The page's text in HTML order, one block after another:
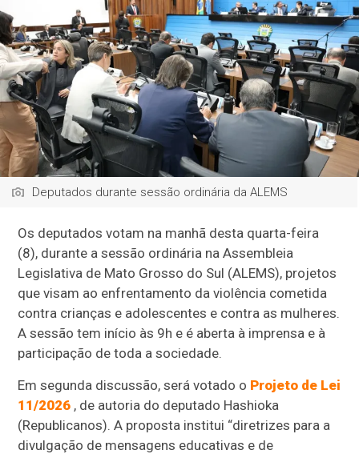
Deputados durante sessão ordinária da ALEMS
Os deputados votam na manhã desta quarta-feira
(8), durante a sessão ordinária na Assembleia
Legislativa de Mato Grosso do Sul (ALEMS), projetos
que visam ao enfrentamento da violência cometida
contra crianças e adolescentes e contra as mulheres.
A sessão tem início às 9h e é aberta à imprensa e à
participação de toda a sociedade.
Em segunda discussão, será votado o Projeto de Lei
11/2026 , de autoria do deputado Hashioka
(Republicanos). A proposta institui “diretrizes para a
divulgação de mensagens educativas e de